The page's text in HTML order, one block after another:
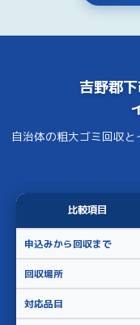
吉野郡
自治体の粗大ゴミ回収
比較項目
申込みから回収まで
回収場所
対応品目